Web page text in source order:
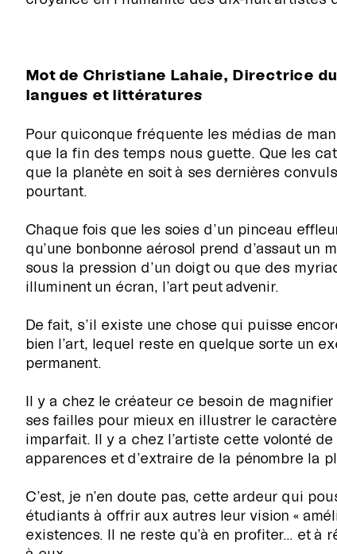
EXPOSITIONS
PUBLICATIONS
COLLECTION
Mot de Christiane Lahaie, Directrice
langues et littératures
Pour quiconque fréquente les médias de
que la fin des temps nous guette. Que les
que la planète en soit à ses dernières
pourtant.
Chaque fois que les soies d’un pinceau
qu’une bonbonne aérosol prend d’assaut un
sous la pression d’un doigt ou que des
illuminent un écran, l’art peut advenir.
De fait, s’il existe une chose qui puisse
bien l’art, lequel reste en quelque sorte un
permanent.
Il y a chez le créateur ce besoin de
ses failles pour mieux en illustrer le
imparfait. Il y a chez l’artiste cette volonté
apparences et d’extraire de la pénombre la
C’est, je n’en doute pas, cette ardeur qui
étudiants à offrir aux autres leur vision «
existences. Il ne reste qu’à en profiter… et à